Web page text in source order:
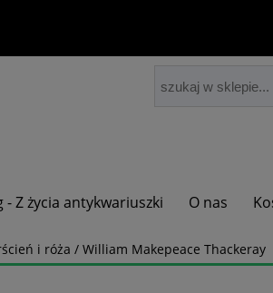
- Z życia antykwariuszki O nas
i róża / William Makepeace Thackeray